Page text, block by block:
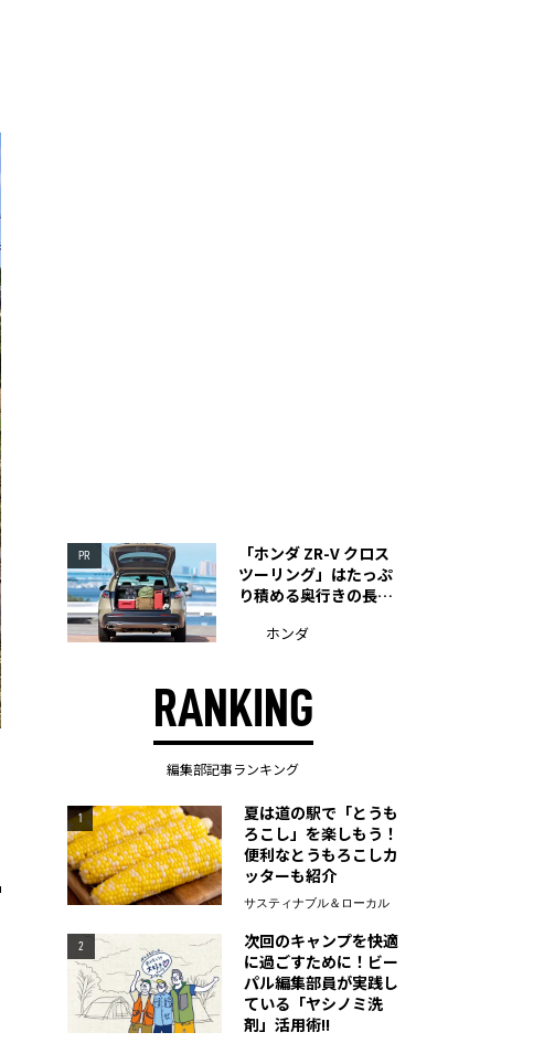
PR
「ホンダ ZR-V クロス
ツーリング」はたっぷ
り積める奥行きの長い
ホンダ
RANKING
編集部記事ランキング
1
夏は道の駅で「とうも
ろこし」を楽しもう！
便利なとうもろこしカ
ッターも紹介
サスティナブル＆ローカル
2
次回のキャンプを快適
に過ごすために！ビー
パル編集部員が実践し
ている「ヤシノミ洗
剤」活用術!!